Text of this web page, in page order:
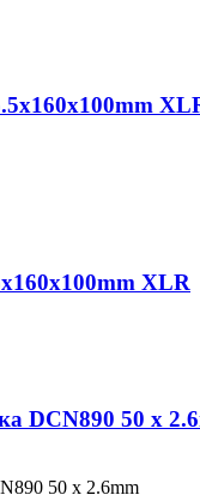
XLR
DCN890 50 x
50 x 2.6mm